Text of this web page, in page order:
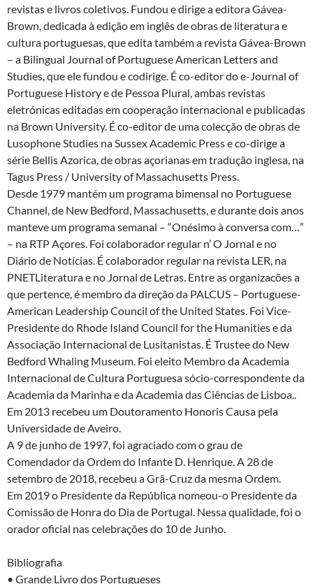
revistas e livros coletivos. Fundou e dirige a editora Gávea-
Brown, dedicada à edição em inglês de obras de literatura e
cultura portuguesas, que edita também a revista Gávea-Brown
– a Bilingual Journal of Portuguese American Letters and
Studies, que ele fundou e codirige. É co-editor do e-Journal of
Portuguese History e de Pessoa Plural, ambas revistas
eletrónicas editadas em cooperação internacional e publicadas
na Brown University. É co-editor de uma colecção de obras de
Lusophone Studies na Sussex Academic Press e co-dirige a
série Bellis Azorica, de obras açorianas em tradução inglesa, na
Tagus Press / University of Massachusetts Press.
Desde 1979 mantém um programa bimensal no Portuguese
Channel, de New Bedford, Massachusetts, e durante dois anos
manteve um programa semanal – “Onésimo à conversa com…”
– na RTP Açores. Foi colaborador regular n’ O Jornal e no
Diário de Notícias. É colaborador regular na revista LER, na
PNETLiteratura e no Jornal de Letras. Entre as organizacões a
que pertence, é membro da direção da PALCUS – Portuguese-
American Leadership Council of the United States. Foi Vice-
Presidente do Rhode Island Council for the Humanities e da
Associação Internacional de Lusitanistas. É Trustee do New
Bedford Whaling Museum. Foi eleito Membro da Academia
Internacional de Cultura Portuguesa sócio-correspondente da
Academia da Marinha e da Academia das Ciências de Lisboa..
Em 2013 recebeu um Doutoramento Honoris Causa pela
Universidade de Aveiro.
A 9 de junho de 1997, foi agraciado com o grau de
Comendador da Ordem do Infante D. Henrique. A 28 de
setembro de 2018, recebeu a Grã-Cruz da mesma Ordem.
Em 2019 o Presidente da República nomeou-o Presidente da
Comissão de Honra do Dia de Portugal. Nessa qualidade, foi o
orador oficial nas celebrações do 10 de Junho.
Bibliografia
• Grande Livro dos Portugueses